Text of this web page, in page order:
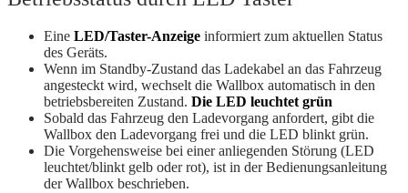
Eine LED/Taster-Anzeige informiert zum aktuellen Status
des Geräts.
Wenn im Standby-Zustand das Ladekabel an das Fahrzeug
angesteckt wird, wechselt die Wallbox automatisch in den
betriebsbereiten Zustand. Die LED leuchtet grün
Sobald das Fahrzeug den Ladevorgang anfordert, gibt die
Wallbox den Ladevorgang frei und die LED blinkt grün.
Die Vorgehensweise bei einer anliegenden Störung (LED
leuchtet/blinkt gelb oder rot), ist in der Bedienungsanleitung
der Wallbox beschrieben.